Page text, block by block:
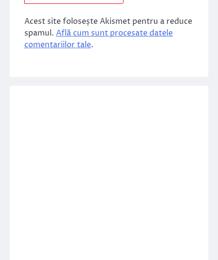
Acest site folosește Akismet pentru a reduce
spamul. Află cum sunt procesate datele
comentariilor tale.